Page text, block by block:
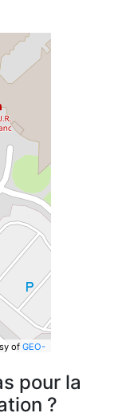
of GEO-
pour la
?